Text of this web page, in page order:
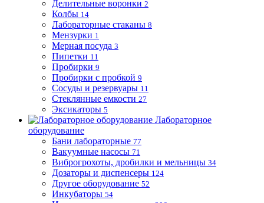
Делительные воронки 2
Колбы 14
Лабораторные стаканы 8
Мензурки 1
Мерная посуда 3
Пипетки 11
Пробирки 9
Пробирки с пробкой 9
Сосуды и резервуары 11
Стеклянные емкости 27
Эксикаторы 5
Лабораторное
оборудование
Бани лабораторные 77
Вакуумные насосы 71
Виброгрохоты, дробилки и мельницы 34
Дозаторы и диспенсеры 124
Другое оборудование 52
Инкубаторы 54